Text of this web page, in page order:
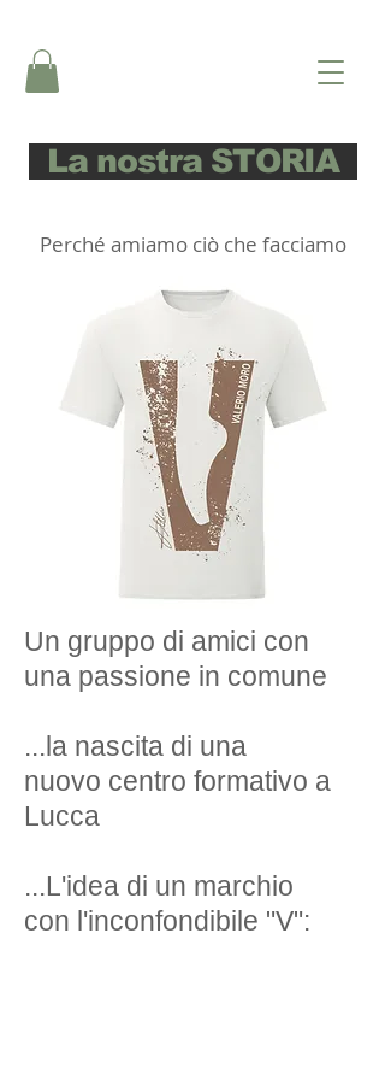
La nostra STORIA
Perché amiamo ciò che facciamo
Un gruppo di amici con
una passione in comune
...la nascita di una
nuovo centro formativo a
Lucca
...L'idea di un marchio
con l'inconfondibile "V":